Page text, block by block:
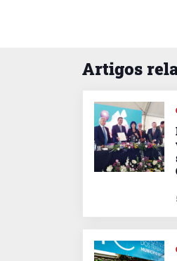
Artigos